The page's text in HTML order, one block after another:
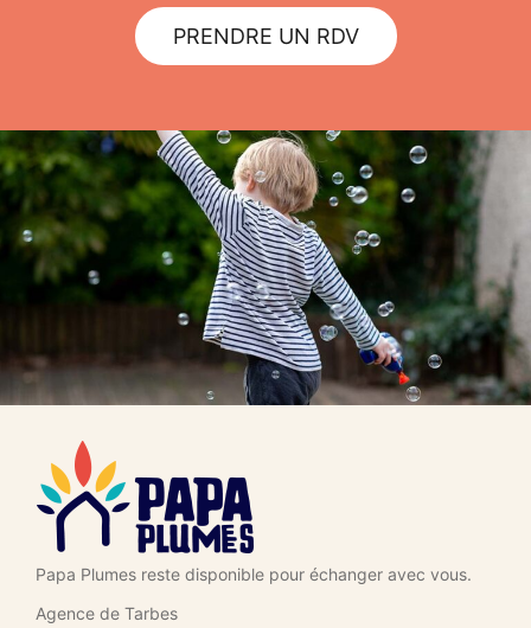
PRENDRE UN RDV
Papa Plumes reste disponible pour échanger avec vous.
Agence de Tarbes